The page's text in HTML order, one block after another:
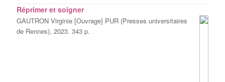
Réprimer et soigner
GAUTRON Virginie [Ouvrage] PUR (Presses universitaires
de Rennes), 2023. 343 p.